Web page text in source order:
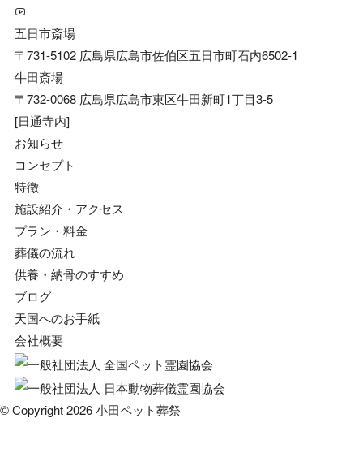
五日市斎場
〒731-5102 広島県広島市佐伯区五日市町石内6502-1
牛田斎場
〒732-0068 広島県広島市東区牛田新町1丁目3-5
[日通寺内]
お知らせ
コンセプト
特徴
施設紹介・アクセス
プラン・料金
葬儀の流れ
供養・納骨のすすめ
ブログ
天国へのお手紙
会社概要
© Copyright 2026 小田ペット葬祭